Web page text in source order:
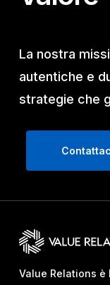
La nostra
autentiche e
strategie che
Value Relations è